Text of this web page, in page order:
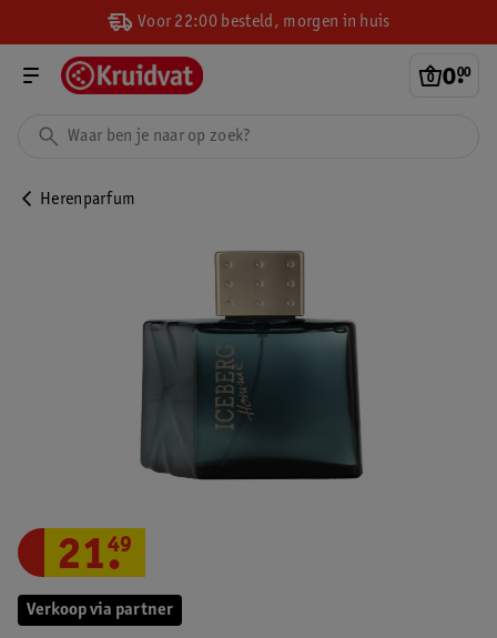
Voor 22:00 besteld, morgen in huis
0.
00
Herenparfum
Verkoop via partner
21.
49